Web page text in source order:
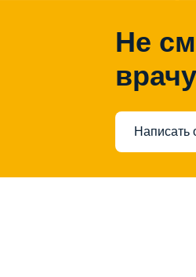
Не
Написать